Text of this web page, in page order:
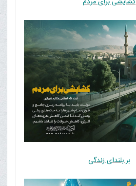
بر بلندای زندگی